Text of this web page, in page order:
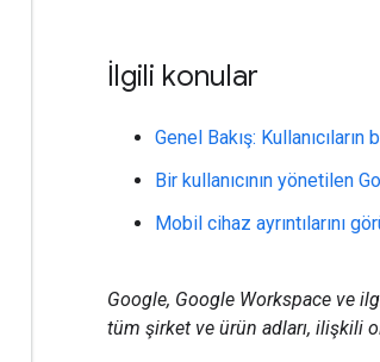
İlgili konular
Genel Bakış:
Bir kullanıcının yönetilen
Mobil cihaz ayrıntılarını
Google, Google Workspace ve
tüm şirket ve ürün adları, ilişkili